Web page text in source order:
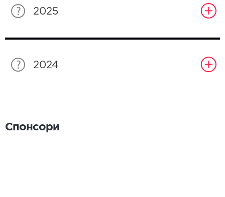
2025
2024
Спонсори